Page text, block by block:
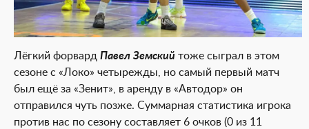
1 из 1
Лёгкий форвард Павел Земский тоже сыграл в этом
сезоне с «Локо» четырежды, но самый первый матч
был ещё за «Зенит», в аренду в «Автодор» он
отправился чуть позже. Суммарная статистика игрока
против нас по сезону составляет 6 очков (0 из 11